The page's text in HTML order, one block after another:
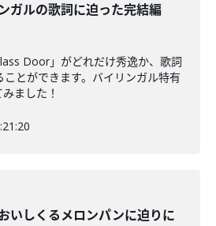
ガルの歌詞に迫った完結編
Door」がどれだけ秀逸か、歌詞
とができます。バイリンガル特有
ました！
いしくるメロンパンに迫りに